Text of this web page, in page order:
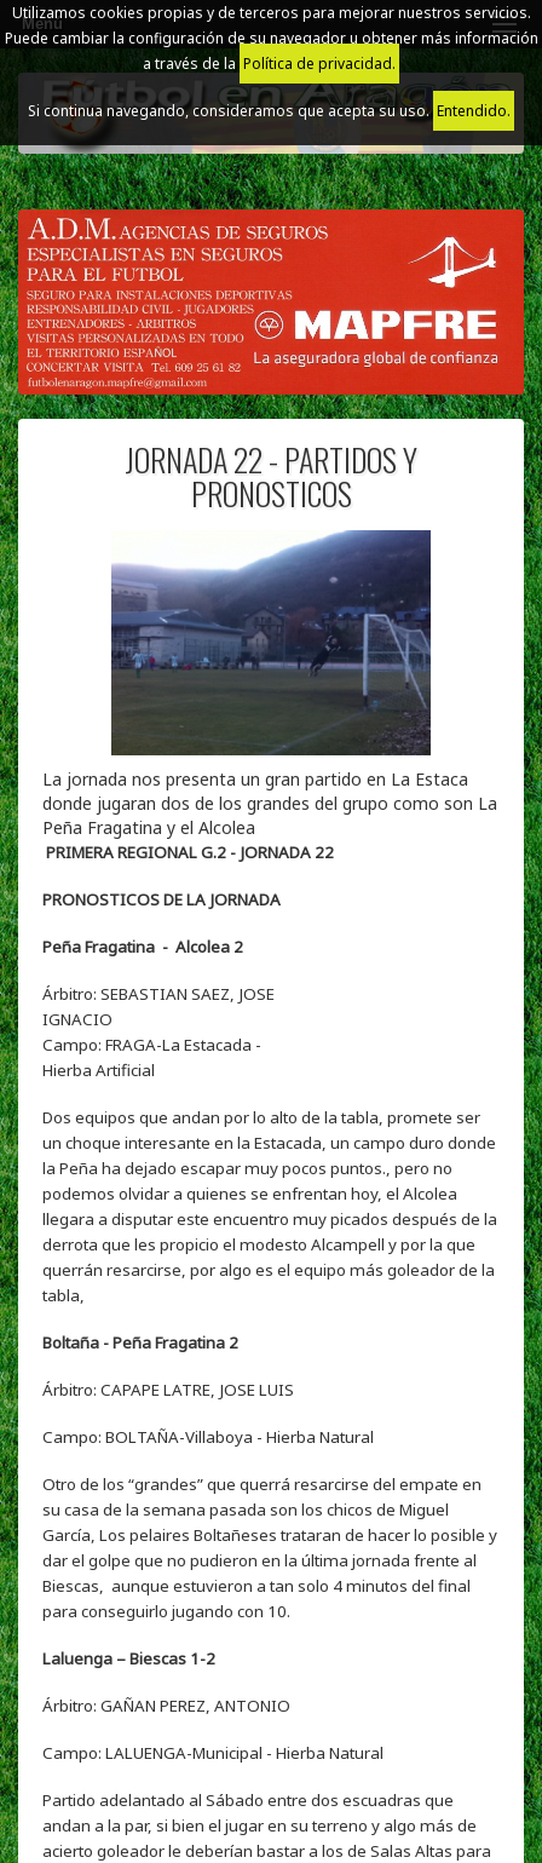
Utilizamos cookies propias y de terceros para mejorar nuestros servicios.
Puede cambiar la configuración de su navegador u obtener más información
a través de la Política de privacidad.
Si continua navegando, consideramos que acepta su uso.Entendido.
Menú
JORNADA 22 - PARTIDOS Y
PRONOSTICOS
La jornada nos presenta un gran partido en La Estaca
donde jugaran dos de los grandes del grupo como son La
Peña Fragatina y el Alcolea
PRIMERA REGIONAL G.2 - JORNADA 22
PRONOSTICOS DE LA JORNADA
Peña Fragatina - Alcolea 2
Árbitro: SEBASTIAN SAEZ, JOSE
IGNACIO
Campo: FRAGA-La Estacada -
Hierba Artificial
Dos equipos que andan por lo alto de la tabla, promete ser
un choque interesante en la Estacada, un campo duro donde
la Peña ha dejado escapar muy pocos puntos., pero no
podemos olvidar a quienes se enfrentan hoy, el Alcolea
llegara a disputar este encuentro muy picados después de la
derrota que les propicio el modesto Alcampell y por la que
querrán resarcirse, por algo es el equipo más goleador de la
tabla,
Boltaña - Peña Fragatina 2
Árbitro: CAPAPE LATRE, JOSE LUIS
Campo: BOLTAÑA-Villaboya - Hierba Natural
Otro de los “grandes” que querrá resarcirse del empate en
su casa de la semana pasada son los chicos de Miguel
García, Los pelaires Boltañeses trataran de hacer lo posible y
dar el golpe que no pudieron en la última jornada frente al
Biescas, aunque estuvieron a tan solo 4 minutos del final
para conseguirlo jugando con 10.
Laluenga – Biescas 1-2
Árbitro: GAÑAN PEREZ, ANTONIO
Campo: LALUENGA-Municipal - Hierba Natural
Partido adelantado al Sábado entre dos escuadras que
andan a la par, si bien el jugar en su terreno y algo más de
acierto goleador le deberían bastar a los de Salas Altas para